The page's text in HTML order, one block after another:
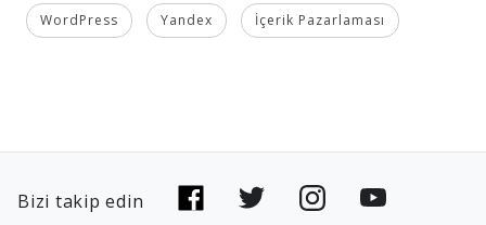
WordPress Yandex İçerik Pazarlaması
Bizi takip edin